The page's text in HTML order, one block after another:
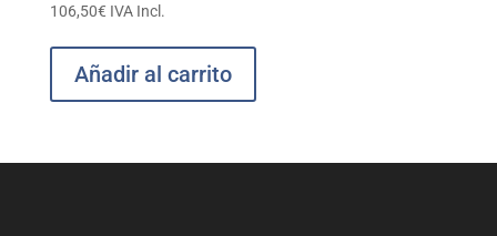
106,50€ IVA Incl.
Añadir al carrito